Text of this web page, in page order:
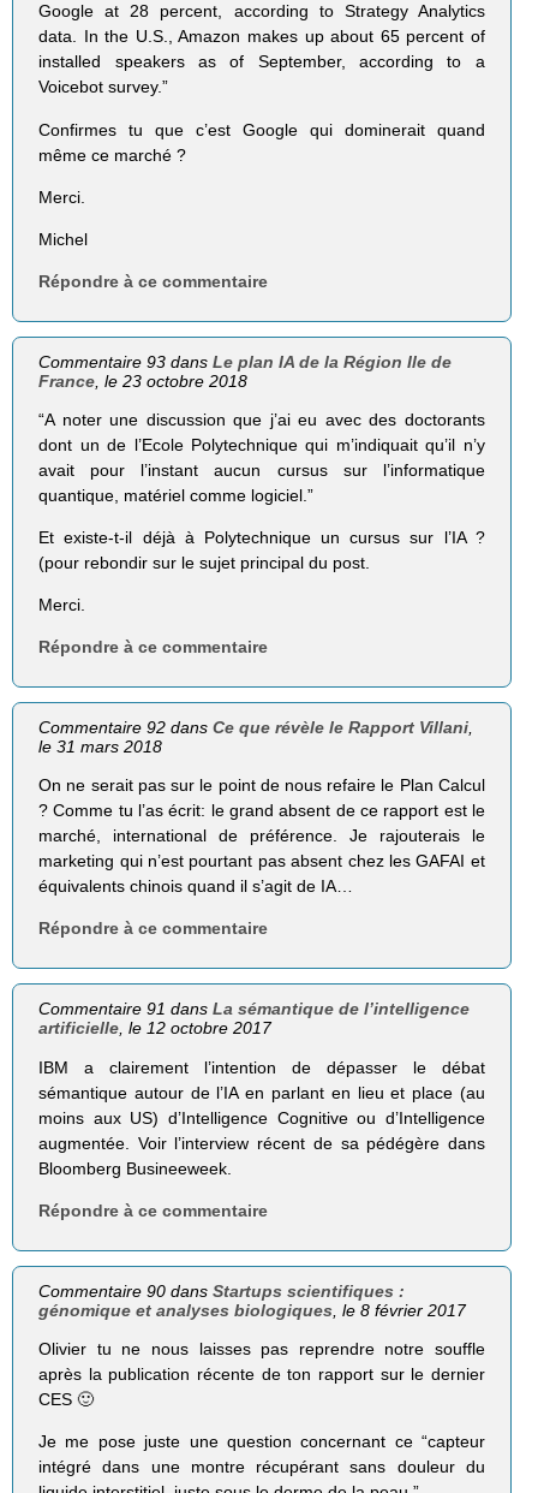
Google at 28 percent, according to Strategy Analytics
data. In the U.S., Amazon makes up about 65 percent of
installed speakers as of September, according to a
Voicebot survey.”
Confirmes tu que c’est Google qui dominerait quand
même ce marché ?
Merci.
Michel
Répondre à ce commentaire
Commentaire 93 dansLe plan IA de la Région Ile de
France , le 23 octobre 2018
“A noter une discussion que j’ai eu avec des doctorants
dont un de l’Ecole Polytechnique qui m’indiquait qu’il n’y
avait pour l’instant aucun cursus sur l’informatique
quantique, matériel comme logiciel.”
Et existe-t-il déjà à Polytechnique un cursus sur l’IA ?
(pour rebondir sur le sujet principal du post.
Merci.
Répondre à ce commentaire
Commentaire 92 dansCe que révèle le Rapport Villani,
le 31 mars 2018
On ne serait pas sur le point de nous refaire le Plan Calcul
? Comme tu l’as écrit: le grand absent de ce rapport est le
marché, international de préférence. Je rajouterais le
marketing qui n’est pourtant pas absent chez les GAFAI et
équivalents chinois quand il s’agit de IA…
Répondre à ce commentaire
Commentaire 91 dansLa sémantique de l’intelligence
artificielle, le 12 octobre 2017
IBM a clairement l’intention de dépasser le débat
sémantique autour de l’IA en parlant en lieu et place (au
moins aux US) d’Intelligence Cognitive ou d’Intelligence
augmentée. Voir l’interview récent de sa pédégère dans
Bloomberg Busineeweek.
Répondre à ce commentaire
Commentaire 90 dansStartups scientifiques :
génomique et analyses biologiques , le 8 février 2017
Olivier tu ne nous laisses pas reprendre notre souffle
après la publication récente de ton rapport sur le dernier
CES 🙂
Je me pose juste une question concernant ce “capteur
intégré dans une montre récupérant sans douleur du